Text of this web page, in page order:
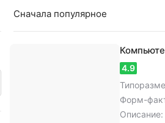
Корпуса MidiTower
Сначала популярное
4.9
Форм-
Описание: